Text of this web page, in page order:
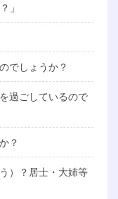
」
でしょうか？
過ごしているので
？
）？居士・大姉等